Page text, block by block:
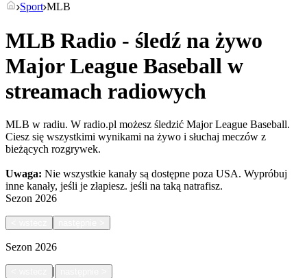
Sport MLB
MLB Radio - śledź na żywo
Major League Baseball w
streamach radiowych
MLB w radiu. W radio.pl możesz śledzić Major League Baseball.
Ciesz się wszystkimi wynikami na żywo i słuchaj meczów z
bieżących rozgrywek.
Uwaga: Nie wszystkie kanały są dostępne poza USA. Wypróbuj
inne kanały, jeśli je złapiesz. jeśli na taką natrafisz.
Sezon 2026
Sezon 2026
|